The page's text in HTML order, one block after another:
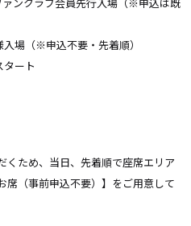
場（※申込不要・先着順）
ート
ため、当日、先着順で座席エリア
席（事前申込不要）】をご用意して